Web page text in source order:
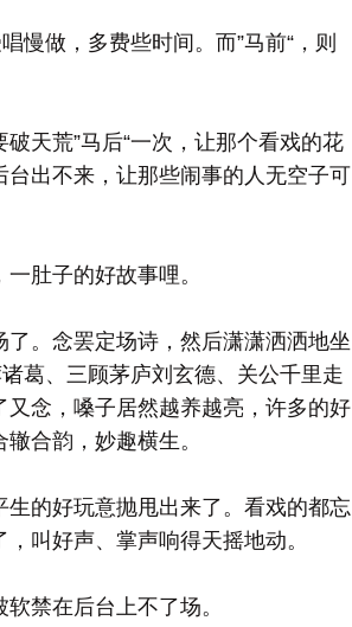
做，多费些时间。而”马前“，则
荒”马后“一次，让那个看戏的花
出不来，让那些闹事的人无空子可
肚子的好故事哩。
。念罢定场诗，然后潇潇洒洒地坐
葛、三顾茅庐刘玄德、关公千里走
念，嗓子居然越养越亮，许多的好
合韵，妙趣横生。
的好玩意抛甩出来了。看戏的都忘
叫好声、掌声响得天摇地动。
禁在后台上不了场。